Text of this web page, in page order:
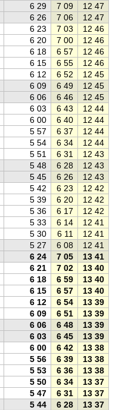
6 29 7 09 12 47
6 26 7 06 12 47
6 23 7 03 12 46
6 20 7 00 12 46
6 18 6 57 12 46
6 15 6 55 12 46
6 12 6 52 12 45
6 09 6 49 12 45
6 06 6 46 12 45
6 03 6 43 12 44
6 00 6 40 12 44
5 57 6 37 12 44
5 54 6 34 12 44
5 51 6 31 12 43
5 48 6 28 12 43
5 45 6 26 12 43
5 42 6 23 12 42
5 39 6 20 12 42
5 36 6 17 12 42
5 33 6 14 12 41
5 30 6 11 12 41
5 27 6 08 12 41
6 24 7 05 13 41
6 21 7 02 13 40
6 18 6 59 13 40
6 15 6 57 13 40
6 12 6 54 13 39
6 09 6 51 13 39
6 06 6 48 13 39
6 03 6 45 13 39
6 00 6 42 13 38
5 56 6 39 13 38
5 53 6 36 13 38
5 50 6 34 13 37
5 47 6 31 13 37
5 44 6 28 13 37